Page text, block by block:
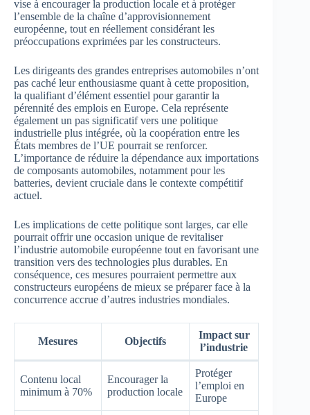
vise à encourager la production locale et à protéger
l’ensemble de la chaîne d’approvisionnement
européenne, tout en réellement considérant les
préoccupations exprimées par les constructeurs.
Les dirigeants des grandes entreprises automobiles n’ont
pas caché leur enthousiasme quant à cette proposition,
la qualifiant d’élément essentiel pour garantir la
pérennité des emplois en Europe. Cela représente
également un pas significatif vers une politique
industrielle plus intégrée, où la coopération entre les
États membres de l’UE pourrait se renforcer.
L’importance de réduire la dépendance aux importations
de composants automobiles, notamment pour les
batteries, devient cruciale dans le contexte compétitif
actuel.
Les implications de cette politique sont larges, car elle
pourrait offrir une occasion unique de revitaliser
l’industrie automobile européenne tout en favorisant une
transition vers des technologies plus durables. En
conséquence, ces mesures pourraient permettre aux
constructeurs européens de mieux se préparer face à la
concurrence accrue d’autres industries mondiales.
Mesures Objectifs
Impact sur
l’industrie
Contenu local
minimum à 70%
Encourager la
production locale
Protéger
l’emploi en
Europe